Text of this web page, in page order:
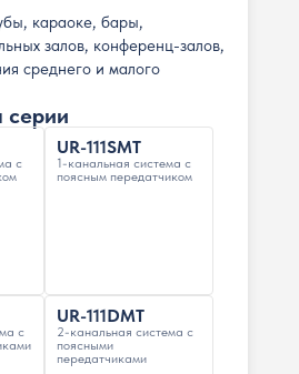
караоке, бары,
залов, конференц-залов,
среднего и малого
серии
с
UR-111SMT
1-канальная система с
поясным передатчиком
с
UR-111DMT
2-канальная система с
поясными
передатчиками